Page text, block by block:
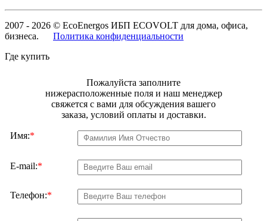
2007 - 2026 © EcoEnergos ИБП ECOVOLT для дома, офиса,
бизнеса. Политика конфиденциальности
Где купить
Пожалуйста заполните
нижерасположенные поля и наш менеджер
свяжется с вами для обсуждения вашего
заказа, условий оплаты и доставки.
Имя:*
E-mail:*
Телефон:*